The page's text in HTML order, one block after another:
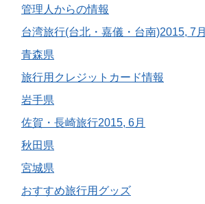
管理人からの情報
台湾旅行(台北・嘉儀・台南)2015, 7月
青森県
旅行用クレジットカード情報
岩手県
佐賀・長崎旅行2015, 6月
秋田県
宮城県
おすすめ旅行用グッズ